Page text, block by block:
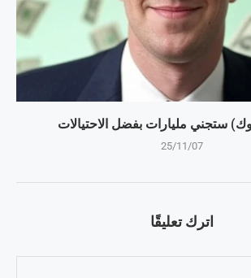
ستجني مليارات بفضل الاحتيالات
25/11/07
اترك تعليقًا